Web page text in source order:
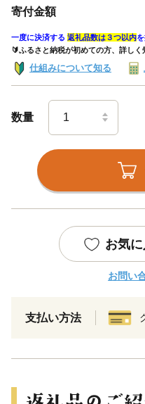
寄付金額
一度に決済する 返礼品数は３つ以内
🔰ふるさと納税が初めての方、詳しく
仕組みについて知る
数量
お気
お問い
支払い方法